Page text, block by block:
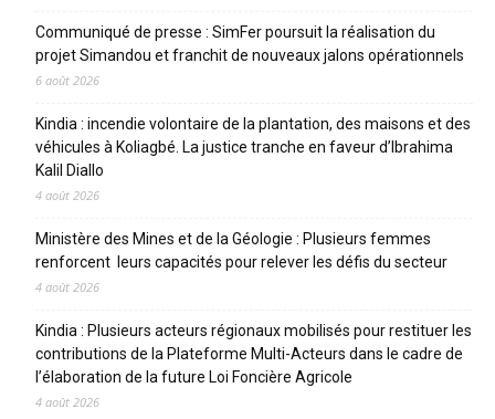
Communiqué de presse : SimFer poursuit la réalisation du
projet Simandou et franchit de nouveaux jalons opérationnels
6 août 2026
Kindia : incendie volontaire de la plantation, des maisons et des
véhicules à Koliagbé. La justice tranche en faveur d’Ibrahima
Kalil Diallo
4 août 2026
Ministère des Mines et de la Géologie : Plusieurs femmes
renforcent leurs capacités pour relever les défis du secteur
4 août 2026
Kindia : Plusieurs acteurs régionaux mobilisés pour restituer les
contributions de la Plateforme Multi-Acteurs dans le cadre de
l’élaboration de la future Loi Foncière Agricole
4 août 2026